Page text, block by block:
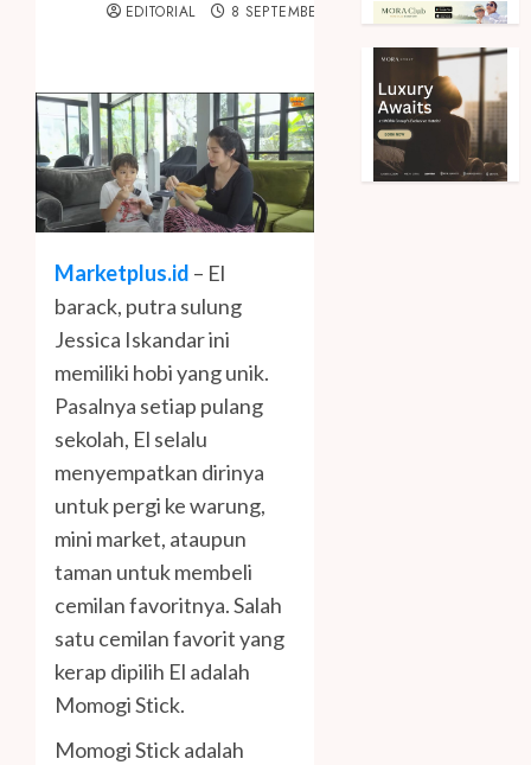
EDITORIAL 8 SEPTEMBER 2023
Marketplus.id – El
barack, putra sulung
Jessica Iskandar ini
memiliki hobi yang unik.
Pasalnya setiap pulang
sekolah, El selalu
menyempatkan dirinya
untuk pergi ke warung,
mini market, ataupun
taman untuk membeli
cemilan favoritnya. Salah
satu cemilan favorit yang
kerap dipilih El adalah
Momogi Stick.
Momogi Stick adalah